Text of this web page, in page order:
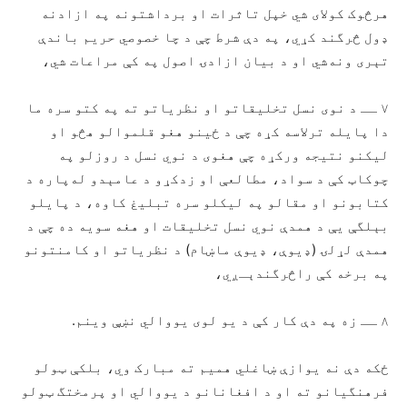
هرڅوک کولای شي خپل تاثرات او برداشتونه په ازادنه
ډول څرگند کړي، په دې شرط چې د چا خصوصي حریم باندې
تېری ونه‌شي او د بیان ازادۍ اصول په کې مراعات شي،
۷ ــ د نوی نسل تخلیقاتو او نظریاتو ته په کتو سره ما
دا پایله ترلاسه کړه چې د ځینو هغو قلموالو هڅو او
لیکنو نتیجه ورکړه چې هغوی د نوي نسل د روزلو په
چوکاټ کې د سواد، مطالعې او زدکړو د عامېدو له‌پاره د
کتابونو او مقالو په لیکلو سره تبلیغ کاوه، د پایلو
بېلگې یې د همدې نوي نسل تخلیقات او هغه سویه ده چې د
همدې لړلۍ (ډیوې، ډیوې ماښام) د نظریاتو او کامنتونو
په برخه کې راڅرگندېـږي،
۸ ــ زه په دې کار کې د یو لوی یووالي نښې وینم.
ځکه دې نه یوازې ښاغلي همیم ته مبارک وي، بلکې ټولو
فرهنگیانو ته او د افغانانو د یووالي او پرمختگ ټولو